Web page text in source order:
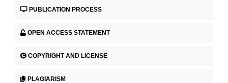
PUBLICATION PROCESS
OPEN ACCESS STATEMENT
COPYRIGHT AND LICENSE
PLAGIARISM